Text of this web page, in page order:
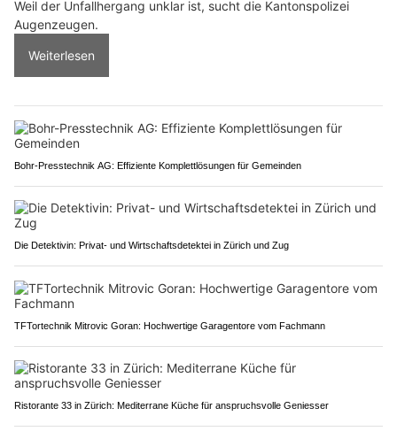
Weil der Unfallhergang unklar ist, sucht die Kantonspolizei
Augenzeugen.
Weiterlesen
Bohr-Presstechnik AG: Effiziente Komplettlösungen für Gemeinden
Die Detektivin: Privat- und Wirtschaftsdetektei in Zürich und Zug
TFTortechnik Mitrovic Goran: Hochwertige Garagentore vom Fachmann
Ristorante 33 in Zürich: Mediterrane Küche für anspruchsvolle Geniesser